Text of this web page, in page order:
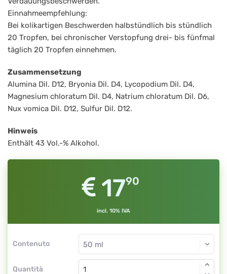
Einnahmeempfehlung:
Bei kolikartigen Beschwerden halbstündlich bis stündlich
20 Tropfen, bei chronischer Verstopfung drei- bis fünfmal
täglich 20 Tropfen einnehmen.
Zusammensetzung
Alumina Dil. D12, Bryonia Dil. D4, Lycopodium Dil. D4,
Magnesium chloratum Dil. D4, Natrium chloratum Dil. D6,
Nux vomica Dil. D12, Sulfur Dil. D12.
Hinweis
Enthält 43 Vol.-% Alkohol.
1790
incl. 10% IVA
Contenuto
Quantità